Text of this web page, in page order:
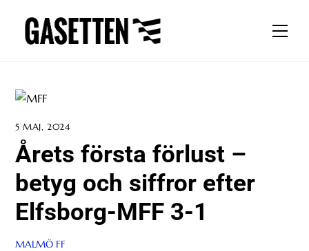
content
5 MAJ, 2024
Årets första förlust –
betyg och siffror efter
Elfsborg-MFF 3-1
MALMÖ FF